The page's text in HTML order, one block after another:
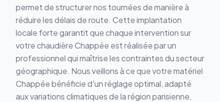
permet de structurer nos tournées de manière à
réduire les délais de route. Cette implantation
locale forte garantit que chaque intervention sur
votre chaudière Chappée est réalisée par un
professionnel qui maîtrise les contraintes du secteur
géographique. Nous veillons à ce que votre matériel
Chappée bénéficie d'un réglage optimal, adapté
aux variations climatiques de la région parisienne,